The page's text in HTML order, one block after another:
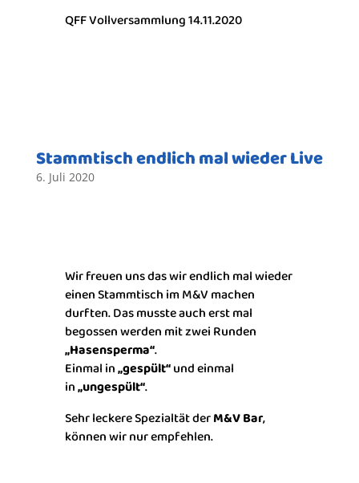
QFF Vollversammlung 14.11.2020
Stammtisch endlich mal wieder Live
6. Juli 2020
Wir freuen uns das wir endlich mal wieder
einen Stammtisch im M&V machen
durften. Das musste auch erst mal
begossen werden mit zwei Runden
„Hasensperma“.
Einmal in„gespült“und einmal
in„ungespült“.
Sehr leckere Spezialtät derM&V Bar,
können wir nur empfehlen.